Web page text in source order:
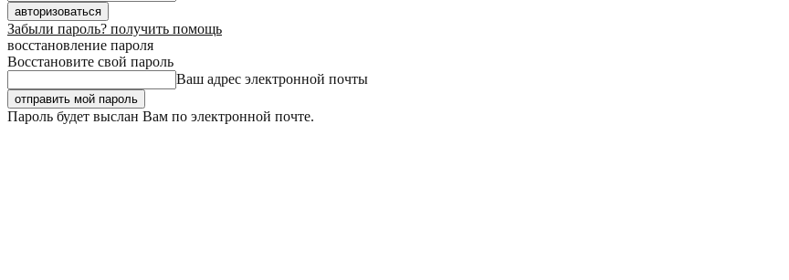
Забыли пароль? получить помощь
восстановление пароля
Восстановите свой пароль
Ваш адрес электронной почты
Пароль будет выслан Вам по электронной почте.